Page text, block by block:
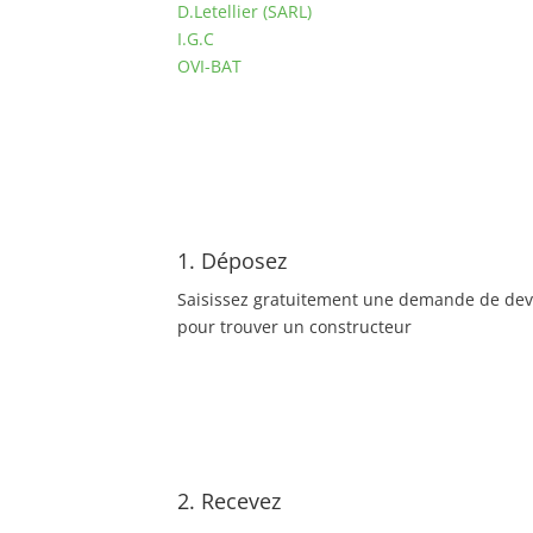
D.Letellier (SARL)
I.G.C
OVI-BAT
1. Déposez
Saisissez gratuitement une demande de
pour trouver un constructeur
2. Recevez